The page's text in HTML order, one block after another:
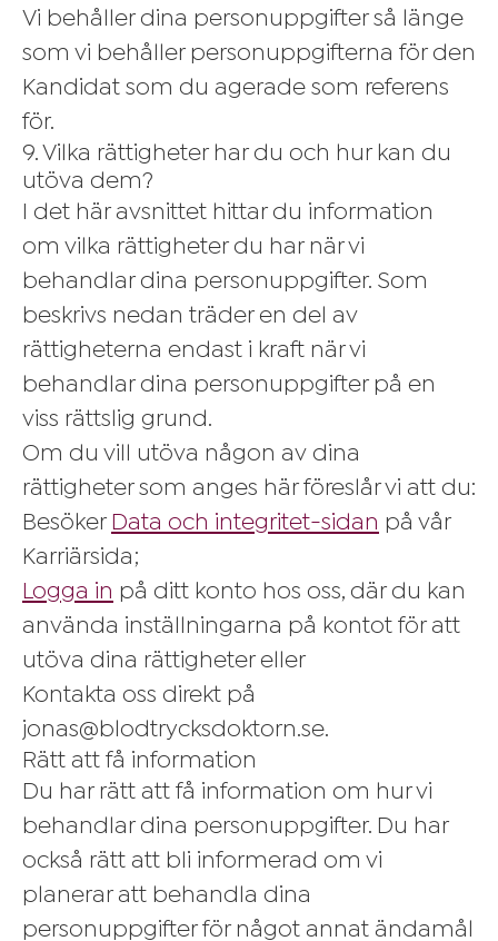
Vi behåller dina personuppgifter så länge
som vi behåller personuppgifterna för den
Kandidat som du agerade som referens
för.
9. Vilka rättigheter har du och hur kan du
utöva dem?
I det här avsnittet hittar du information
om vilka rättigheter du har när vi
behandlar dina personuppgifter. Som
beskrivs nedan träder en del av
rättigheterna endast i kraft när vi
behandlar dina personuppgifter på en
viss rättslig grund.
Om du vill utöva någon av dina
rättigheter som anges här föreslår vi att du:
Besöker
Data och integritet-sidan på vår
Karriärsida;
Logga in på ditt konto hos oss, där du kan
använda inställningarna på kontot för att
utöva dina rättigheter eller
Kontakta oss direkt på
jonas@blodtrycksdoktorn.se.
Rätt att få information
Du har rätt att få information om hur vi
behandlar dina personuppgifter. Du har
också rätt att bli informerad om vi
planerar att behandla dina
personuppgifter för något annat ändamål